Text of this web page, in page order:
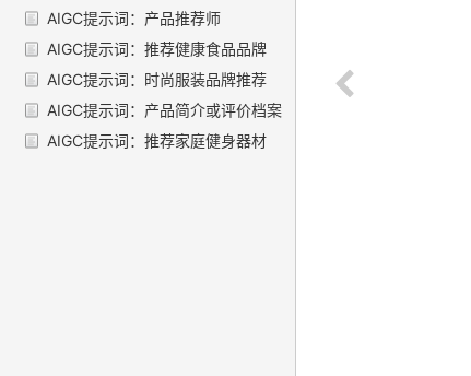
AIGC提示词：产品推荐师
AIGC提示词：推荐健康食品品牌
AIGC提示词：时尚服装品牌推荐
AIGC提示词：产品简介或评价档案
AIGC提示词：推荐家庭健身器材